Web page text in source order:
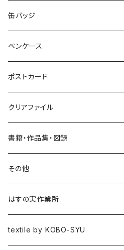
ポニーフック
ブローチ
缶バッジ
ペンケース
ポストカード
クリアファイル
書籍・作品集・図録
書籍
作品集
図録
その他
はすの実作業所
textile by KOBO-SYU